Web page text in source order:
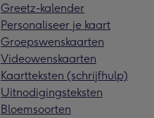
Greetz-kalender
Personaliseer je kaart
Groepswenskaarten
Videowenskaarten
Kaartteksten (schrijfhulp)
Uitnodigingsteksten
Bloemsoorten